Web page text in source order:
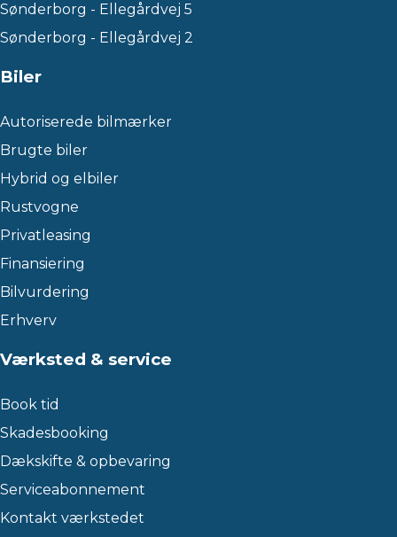
Sønderborg - Ellegårdvej 5
Sønderborg - Ellegårdvej 2
Biler
Autoriserede bilmærker
Brugte biler
Hybrid og elbiler
Rustvogne
Privatleasing
Finansiering
Bilvurdering
Erhverv
Værksted & service
Book tid
Skadesbooking
Dækskifte & opbevaring
Serviceabonnement
Kontakt værkstedet